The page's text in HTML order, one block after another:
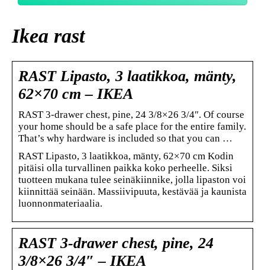
Ikea rast
RAST Lipasto, 3 laatikkoa, mänty,
62×70 cm – IKEA
RAST 3-drawer chest, pine, 24 3/8×26 3/4″. Of course
your home should be a safe place for the entire family.
That’s why hardware is included so that you can …
RAST Lipasto, 3 laatikkoa, mänty, 62×70 cm Kodin
pitäisi olla turvallinen paikka koko perheelle. Siksi
tuotteen mukana tulee seinäkiinnike, jolla lipaston voi
kiinnittää seinään. Massiivipuuta, kestävää ja kaunista
luonnonmateriaalia.
RAST 3-drawer chest, pine, 24
3/8×26 3/4″ – IKEA